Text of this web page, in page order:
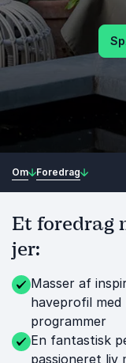
Om Foredrag
Et foredrag
jer:
Masser af
haveprofil
programmer
En fantastisk
passioneret liv